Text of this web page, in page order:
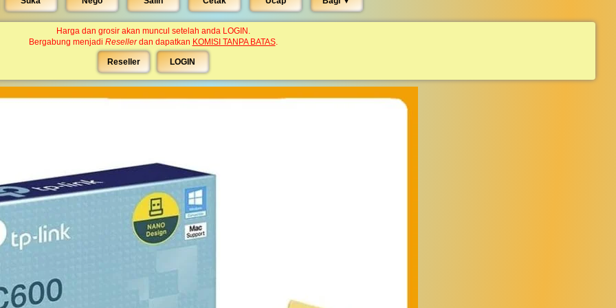
Harga dan grosir akan muncul setelah anda LOGIN.
Bergabung menjadi Resellerdan dapatkan KOMISI TANPA BATAS.
Reseller LOGIN